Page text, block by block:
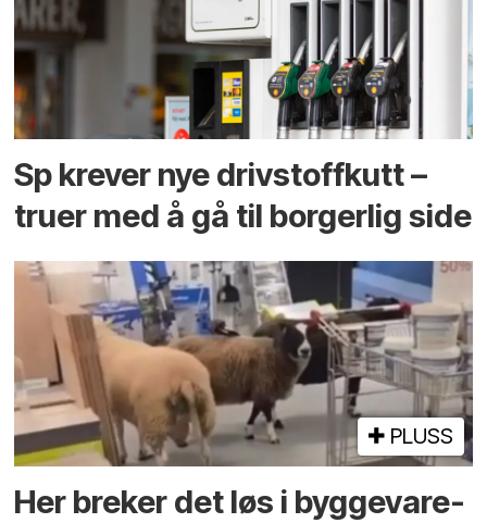
Sp krever nye drivstoffkutt –
truer med å gå til borgerlig side
PLUSS
Her breker det løs i bygge­vare­